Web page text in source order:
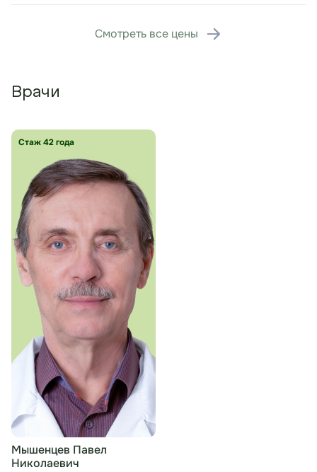
Смотреть все цены
Врачи
Стаж 42 года
Мышенцев Павел
Николаевич